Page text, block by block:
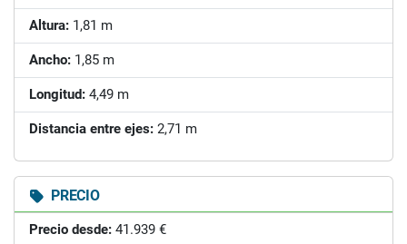
Altura: 1,81 m
Ancho: 1,85 m
Longitud: 4,49 m
Distancia entre ejes: 2,71 m
PRECIO
Precio desde: 41.939 €